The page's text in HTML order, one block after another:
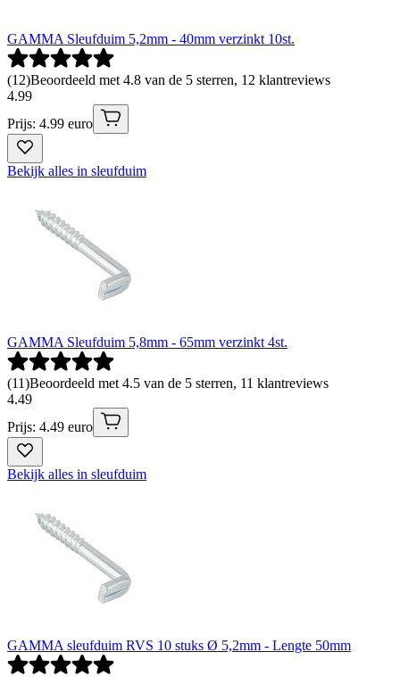
GAMMA Sleufduim 5,2mm - 40mm verzinkt 10st.
(12)Beoordeeld met 4.8 van de 5 sterren, 12 klantreviews
4.99
Prijs: 4.99 euro
Bekijk alles in sleufduim
GAMMA Sleufduim 5,8mm - 65mm verzinkt 4st.
(11)Beoordeeld met 4.5 van de 5 sterren, 11 klantreviews
4.49
Prijs: 4.49 euro
Bekijk alles in sleufduim
GAMMA sleufduim RVS 10 stuks Ø 5,2mm - Lengte 50mm